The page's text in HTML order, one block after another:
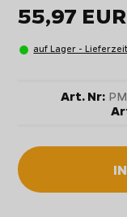
55,97 EUR
auf Lager -
Art. Nr: